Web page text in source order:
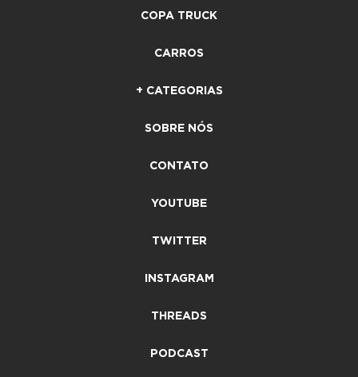
COPA TRUCK
CARROS
+ CATEGORIAS
SOBRE NÓS
CONTATO
YOUTUBE
TWITTER
INSTAGRAM
THREADS
PODCAST